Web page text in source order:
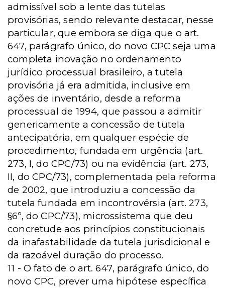
admissível sob a lente das tutelas
provisórias, sendo relevante destacar, nesse
particular, que embora se diga que o art.
647, parágrafo único, do novo CPC seja uma
completa inovação no ordenamento
jurídico processual brasileiro, a tutela
provisória já era admitida, inclusive em
ações de inventário, desde a reforma
processual de 1994, que passou a admitir
genericamente a concessão de tutela
antecipatória, em qualquer espécie de
procedimento, fundada em urgência (art.
273, I, do CPC/73) ou na evidência (art. 273,
II, do CPC/73), complementada pela reforma
de 2002, que introduziu a concessão da
tutela fundada em incontrovérsia (art.273,
§6º, do CPC/73), microssistema que deu
concretude aos princípios constitucionais
da inafastabilidade da tutela jurisdicional e
da razoável duração do processo.
11 - O fato de o art. 647, parágrafo único, do
novo CPC, prever uma hipótese específica